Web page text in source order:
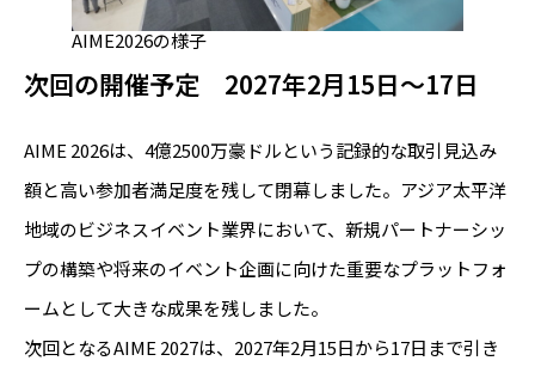
AIME2026の様子
次回の開催予定 2027年2月15日～17日
AIME 2026は、4億2500万豪ドルという記録的な取引見込み
額と高い参加者満足度を残して閉幕しました。アジア太平洋
地域のビジネスイベント業界において、新規パートナーシッ
プの構築や将来のイベント企画に向けた重要なプラットフォ
ームとして大きな成果を残しました。
次回となるAIME 2027は、2027年2月15日から17日まで引き